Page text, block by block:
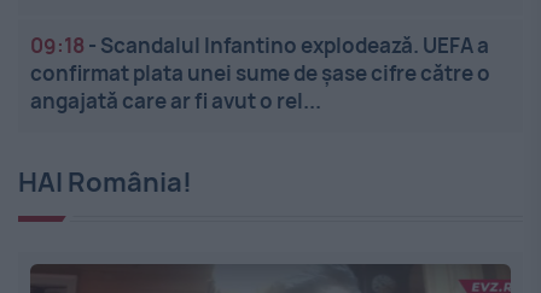
09:18 - Scandalul Infantino explodează. UEFA a
confirmat plata unei sume de șase cifre către o
angajată care ar fi avut o rel...
HAI România!